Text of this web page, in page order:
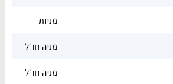
מניות
מניה חו"ל
מניה חו"ל